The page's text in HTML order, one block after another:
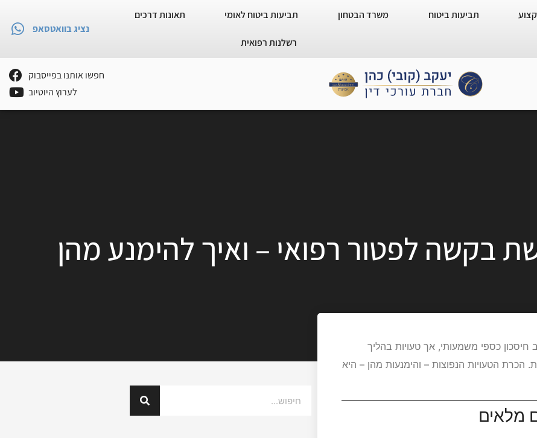
תביעות ביטוח משרד הבטחון תביעות ביטוח לאומי תאונות דרכים
רשלנות רפואית
נציג בוואטסאפ
חפשו אותנו בפייסבוק
לערוץ היוטיוב
בקשה לפטור רפואי – ואיך להימנע מהן
כספי משמעותי, אך טעויות בהליך
הכרת הטעויות הנפוצות – והימנעות מהן – היא